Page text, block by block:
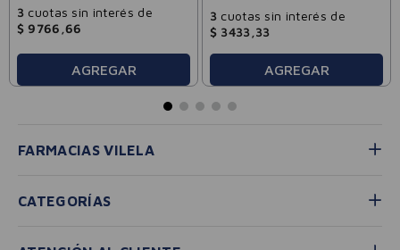
Vitalgen
Colageno Hidrolizado
Naranja Vitalgen 15
sobres
3cuotas sin interés de
AGREGAR
Natuliv
Tilo y Manzanilla
Descanso Sueño Natural
y Reparador Natuliv 60
Comp